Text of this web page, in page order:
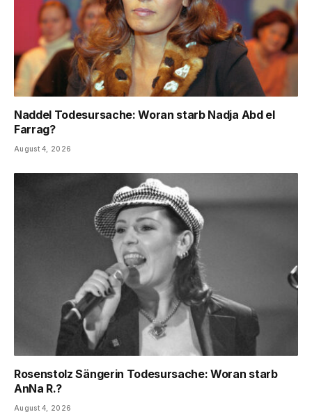
Naddel Todesursache: Woran starb Nadja Abd el
Farrag?
August 4, 2026
Rosenstolz Sängerin Todesursache: Woran starb
AnNa R.?
August 4, 2026